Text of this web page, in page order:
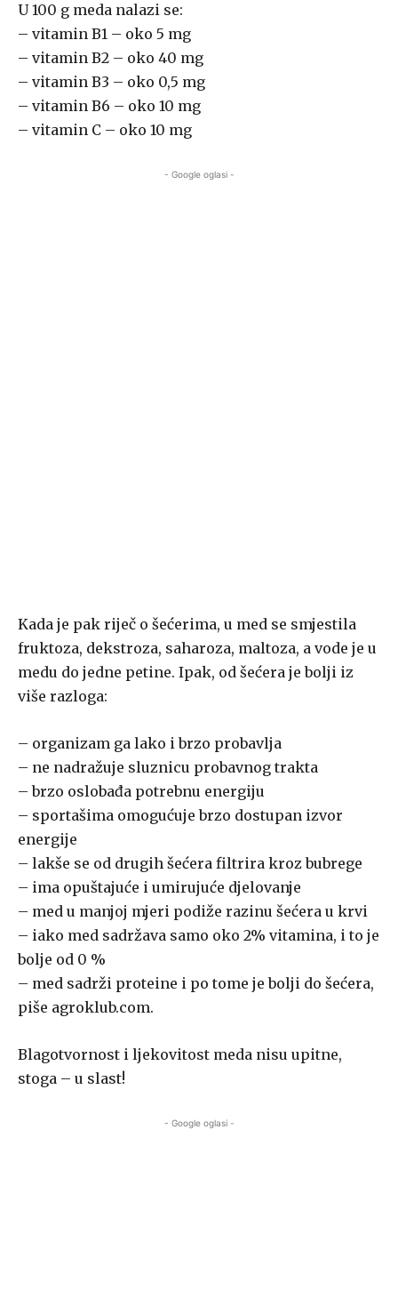
U 100 g meda nalazi se:
– vitamin B1 – oko 5 mg
– vitamin B2 – oko 40 mg
– vitamin B3 – oko 0,5 mg
– vitamin B6 – oko 10 mg
– vitamin C – oko 10 mg
- Google oglasi -
Kada je pak riječ o šećerima, u med se smjestila
fruktoza, dekstroza, saharoza, maltoza, a vode je u
medu do jedne petine. Ipak, od šećera je bolji iz
više razloga:
– organizam ga lako i brzo probavlja
– ne nadražuje sluznicu probavnog trakta
– brzo oslobađa potrebnu energiju
– sportašima omogućuje brzo dostupan izvor
energije
– lakše se od drugih šećera filtrira kroz bubrege
– ima opuštajuće i umirujuće djelovanje
– med u manjoj mjeri podiže razinu šećera u krvi
– iako med sadržava samo oko 2% vitamina, i to je
bolje od 0 %
– med sadrži proteine i po tome je bolji do šećera,
piše agroklub.com.
Blagotvornost i ljekovitost meda nisu upitne,
stoga – u slast!
- Google oglasi -